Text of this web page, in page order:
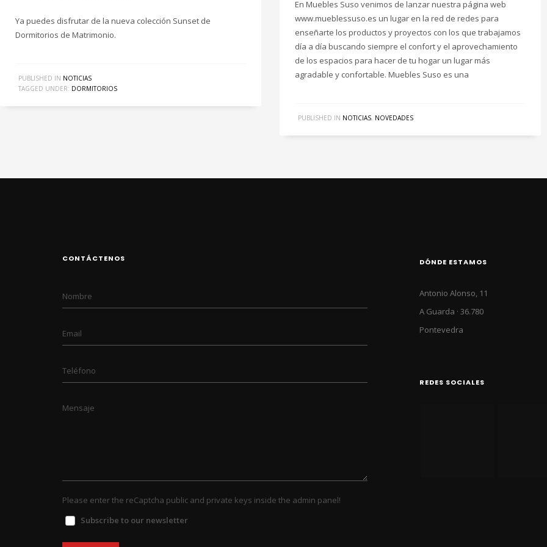
Ya puedes disfrutar de la nueva colección Sunset de
Dormitorios de Matrimonio.
PUBLISHED IN NOTICIAS
TAGGED UNDER: DORMITORIOS
En Muebles Suso venimos de lanzar nuestra página web
www.mueblessuso.es un lugar en la red de redes para
enseñarte los productos y proyectos con los que trabajamos
día a día buscando siempre el confort y el aprovechamiento
de los espacios para hacer de tu hogar un lugar más
agradable y confortable. Muebles Suso es una
PUBLISHED IN NOTICIAS, NOVEDADES
CONTÁCTENOS
Nombre
Email
Teléfono
Mensaje
Please enter the reCaptcha public and private keys inside the admin panel!
Subscribe to our newsletter
DÓNDE ESTAMOS
Antonio Alonso, 11
A Guarda · 36.780
Pontevedra
REDES SOCIALES